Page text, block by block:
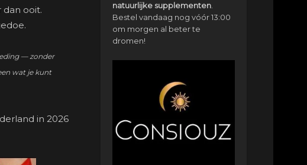
ooit.
— zonder
wat je kunt
in 2026
natuurlijke supplementen.
Bestel vandaag nog vóór 13:00
om morgen al beter te
dromen!